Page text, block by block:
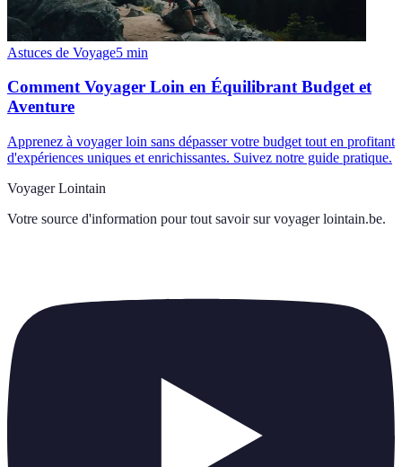
Astuces de Voyage5 min
Comment Voyager Loin en Équilibrant Budget et
Aventure
Apprenez à voyager loin sans dépasser votre budget tout en profitant
d'expériences uniques et enrichissantes. Suivez notre guide pratique.
Voyager Lointain
Votre source d'information pour tout savoir sur voyager lointain.be.